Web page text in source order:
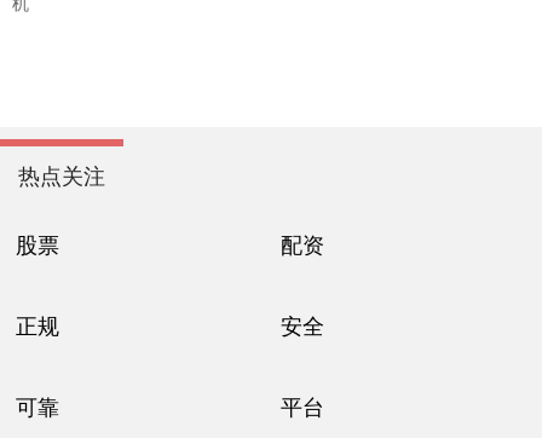
热点关注
股票 配资
正规 安全
可靠 平台